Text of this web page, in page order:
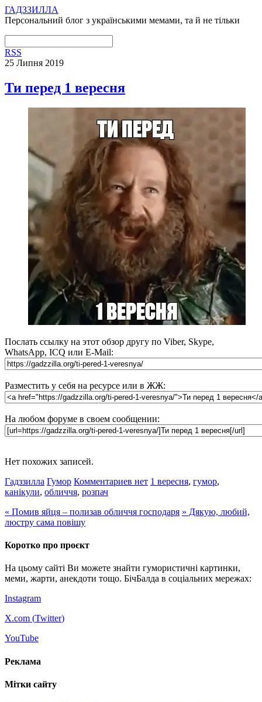
ГАДЗЗИЛЛА
Персональний блог з українськими мемами, та й не тільки
RSS
25 Липня 2019
Ти перед 1 вересня
Послать ссылку на этот обзор другу по Viber, Skype,
WhatsApp, ICQ или E-Mail:
Разместить у себя на ресурсе или в ЖЖ:
На любом форуме в своем сообщении:
Нет похожих записей.
Гадззилла Гумор Комментариев нет 1 вересня, гумор,
канікули, обличчя, розпач
« Помив яйця – полизав обличчя господаря » Дякую, любий,
люстру сама повішу
Коротко про проєкт
На цьому сайті Ви можете знайти гумористичні картинки,
меми, жарти, анекдоти тощо. БічБалда в соціальних мережах:
Instagram
X.com (Twitter)
YouTube
Реклама
Мітки сайту